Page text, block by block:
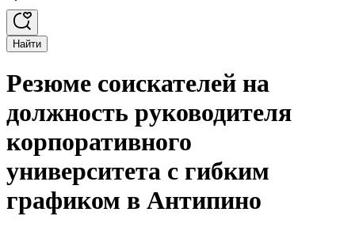
Найти
Резюме соискателей на
должность руководителя
корпоративного
университета с гибким
графиком в Антипино